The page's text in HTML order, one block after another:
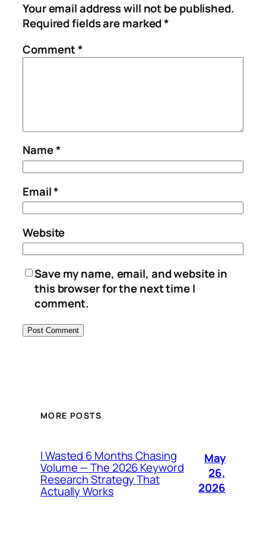
Your email address will not be published.
Required fields are marked*
Comment*
Name*
Email*
Website
Save my name, email, and website in
this browser for the next time I
comment.
MORE POSTS
I Wasted 6 Months Chasing
Volume — The 2026 Keyword
Research Strategy That
Actually Works
May
26,
2026